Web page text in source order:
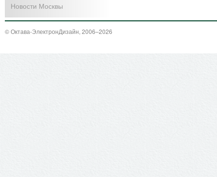
Новости Москвы
© Октава-ЭлектронДизайн, 2006–2026